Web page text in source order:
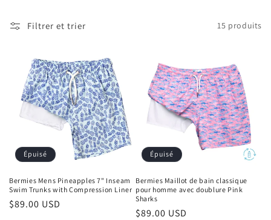
e
n
:
Filtrer et trier 15 produits
Épuisé
Bermies Mens Pineapples 7" Inseam
Swim Trunks with Compression Liner
Prix
$89.00 USD
Épuisé
Bermies Maillot de bain classique
pour homme avec doublure Pink
Sharks
Prix
$89.00 USD